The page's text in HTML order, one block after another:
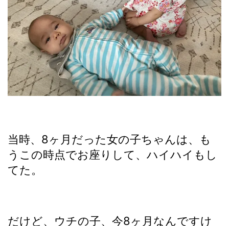
当時、8ヶ月だった女の子ちゃんは、も
うこの時点でお座りして、ハイハイもし
てた。
だけど、ウチの子、今8ヶ月なんですけ